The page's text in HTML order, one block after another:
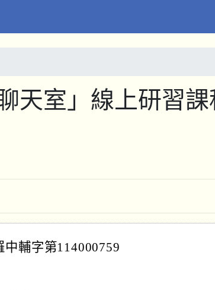
天室」線上研習課
輔字第114000759